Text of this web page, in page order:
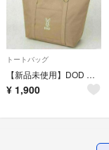
トートバッグ
【新品未使用】DOD ビッグトートバッグ ベージュ
¥ 1,900